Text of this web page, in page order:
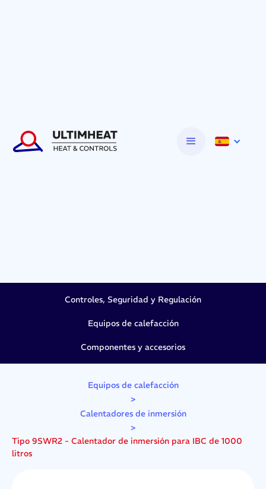
Controles, Seguridad y Regulación
Equipos de calefacción
Componentes y accesorios
Equipos de calefacción
>
Calentadores de inmersión
>
Tipo 9SWR2 - Calentador de inmersión para IBC de 1000
litros